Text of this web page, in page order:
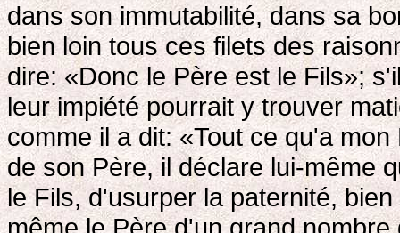
dans son immutabilité, dans sa
bien loin tous ces filets des
dire: «Donc le Père est le Fils»;
leur impiété pourrait y trouver
comme il a dit: «Tout ce qu'a
de son Père, il déclare lui-même
le Fils, d'usurper la paternité,
même le Père d'un grand nombre